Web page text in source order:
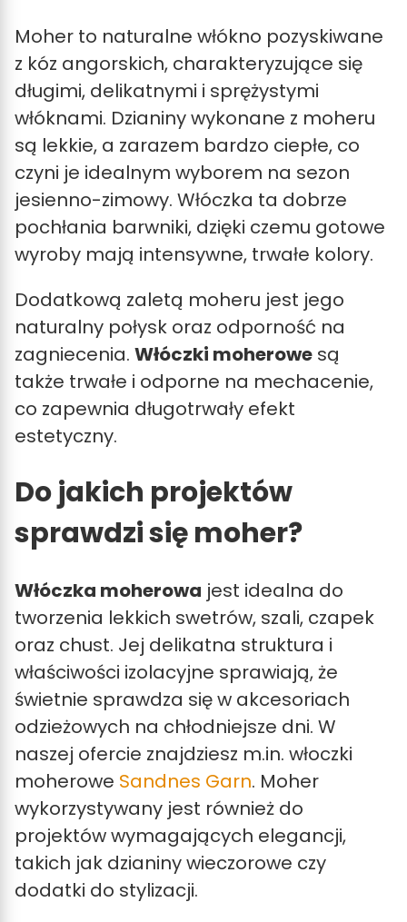
Moher to naturalne włókno pozyskiwane
z kóz angorskich, charakteryzujące się
długimi, delikatnymi i sprężystymi
włóknami. Dzianiny wykonane z moheru
są lekkie, a zarazem bardzo ciepłe, co
czyni je idealnym wyborem na sezon
jesienno-zimowy. Włóczka ta dobrze
pochłania barwniki, dzięki czemu gotowe
wyroby mają intensywne, trwałe kolory.
Dodatkową zaletą moheru jest jego
naturalny połysk oraz odporność na
zagniecenia. Włóczki moherowe są
także trwałe i odporne na mechacenie,
co zapewnia długotrwały efekt
estetyczny.
Do jakich projektów
sprawdzi się moher?
Włóczka moherowa jest idealna do
tworzenia lekkich swetrów, szali, czapek
oraz chust. Jej delikatna struktura i
właściwości izolacyjne sprawiają, że
świetnie sprawdza się w akcesoriach
odzieżowych na chłodniejsze dni. W
naszej ofercie znajdziesz m.in. włoczki
moherowe Sandnes Garn. Moher
wykorzystywany jest również do
projektów wymagających elegancji,
takich jak dzianiny wieczorowe czy
dodatki do stylizacji.